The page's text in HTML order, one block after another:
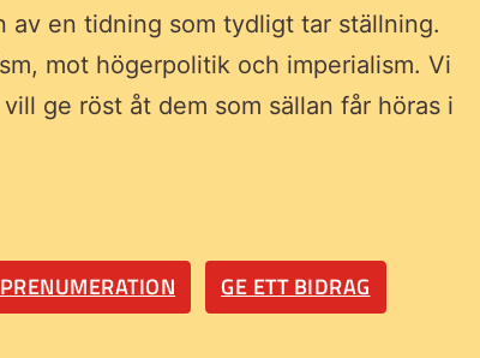
av en tidning som tydligt tar ställning.
mot högerpolitik och imperialism. Vi
ge röst åt dem som sällan får höras i
GE ETT BIDRAG